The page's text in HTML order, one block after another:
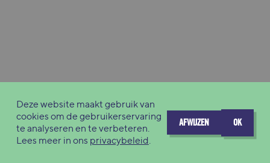
Deze website maakt gebruik van
cookies om de gebruikerservaring
te analyseren en te verbeteren.
Lees meer in ons privacybeleid.
AFWIJZEN OK